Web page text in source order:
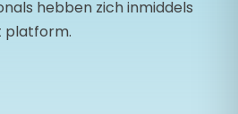
hebben zich inmiddels
platform.